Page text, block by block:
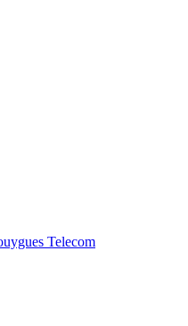
Telecom